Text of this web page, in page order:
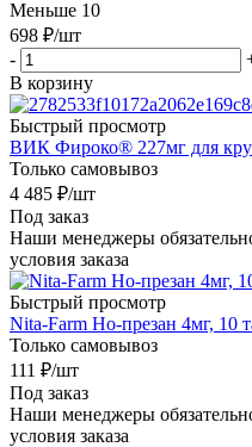
Меньше 10
698 ₽/шт
-
В корзину
Быстрый просмотр
ВИК Фироко® 227мг для
Только самовывоз
4 485 ₽/шт
Под заказ
Наши менеджеры
условия заказа
Быстрый просмотр
Nita-Farm Но-презан 4мг, 10
Только самовывоз
111 ₽/шт
Под заказ
Наши менеджеры
условия заказа